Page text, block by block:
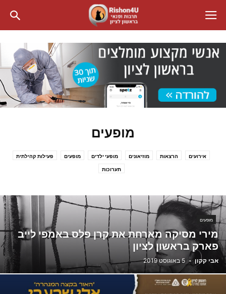
מופעים
אירועים הרצאות מוזיאונים מופעי ילדים מופעים פעילות קהילתית
תערוכות
מופעים
מירי מסיקה מארחת את קרן פלס באמפי לייב
פארק בראשון לציון
אבי קקון - 5 באוגוסט 2019